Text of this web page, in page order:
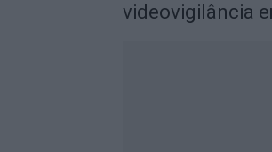
videovigilância